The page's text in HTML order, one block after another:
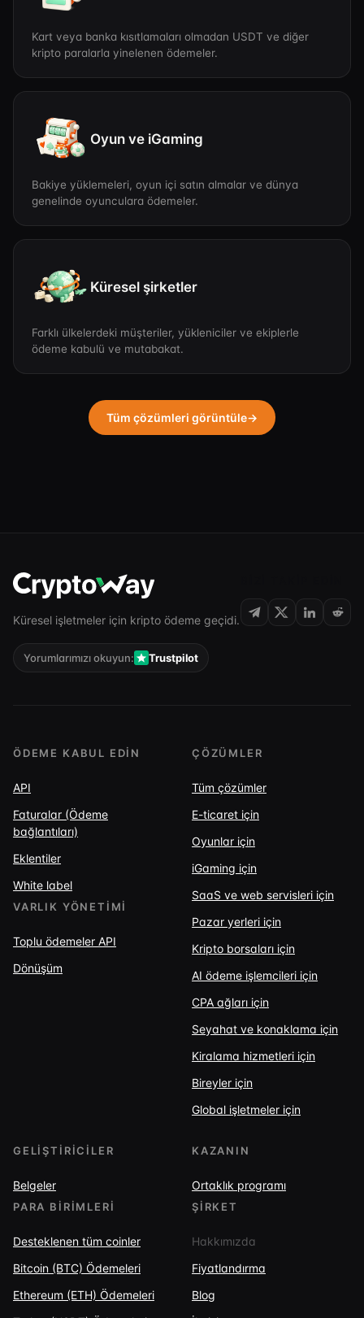
Kart veya banka kısıtlamaları olmadan USDT ve diğer
kripto paralarla yinelenen ödemeler.
Oyun ve iGaming
Bakiye yüklemeleri, oyun içi satın almalar ve dünya
genelinde oyunculara ödemeler.
Küresel şirketler
Farklı ülkelerdeki müşteriler, yükleniciler ve ekiplerle
ödeme kabulü ve mutabakat.
Tüm çözümleri görüntüle→
Küresel işletmeler için kripto ödeme geçidi.
Yorumlarımızı okuyun: Trustpilot
ÖDEME KABUL EDIN
API
Faturalar (Ödeme
bağlantıları)
Eklentiler
White label
VARLIK YÖNETIMI
Toplu ödemeler API
Dönüşüm
ÇÖZÜMLER
Tüm çözümler
E-ticaret için
Oyunlar için
iGaming için
SaaS ve web servisleri için
Pazar yerleri için
Kripto borsaları için
AI ödeme işlemcileri için
CPA ağları için
Seyahat ve konaklama için
Kiralama hizmetleri için
Bireyler için
Global işletmeler için
GELIŞTIRICILER
Belgeler
PARA BIRIMLERI
Desteklenen tüm coinler
Bitcoin (BTC) Ödemeleri
Ethereum (ETH) Ödemeleri
KAZANIN
Ortaklık programı
ŞIRKET
Hakkımızda
Fiyatlandırma
Blog